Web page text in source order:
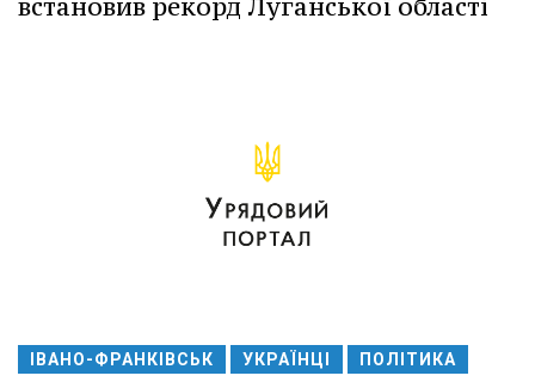
ІВАНО-ФРАНКІВСЬК УКРАЇНЦІ ПОЛІТИКА